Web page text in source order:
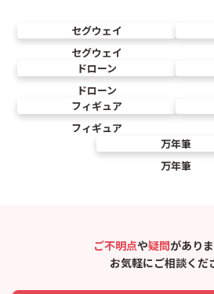
セグウェイ
セグウェイ
ドローン
ドローン
フィギュア
フィギュア
万年筆
万年筆
ご不明点や疑問があり
お気軽にご相談くだ